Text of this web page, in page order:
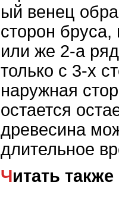
ый венец
сторон
или же 2-а
только с 3-х
наружная
остается
древесина
длительное
Читать также